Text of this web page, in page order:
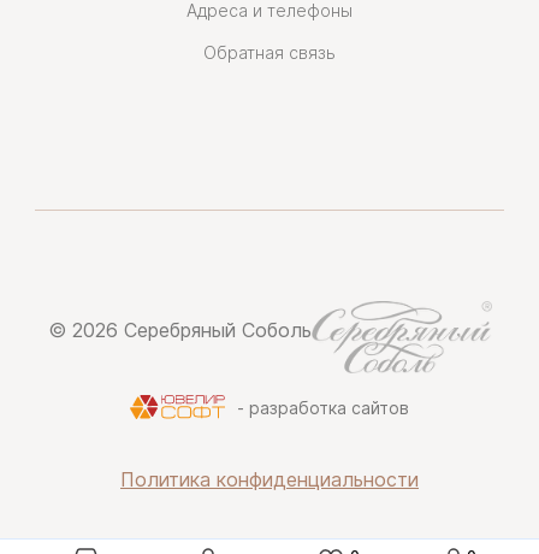
Адреса и телефоны
Обратная связь
© 2026 Серебряный Соболь
- разработка сайтов
Политика конфиденциальности